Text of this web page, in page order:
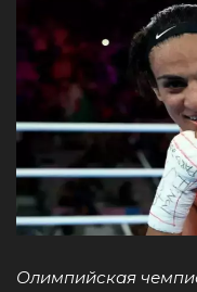
Олимпийская